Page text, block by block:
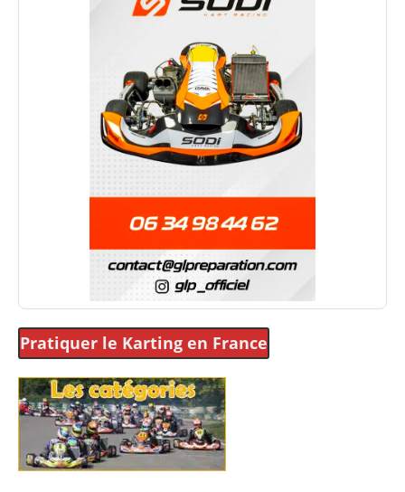
Pratiquer le Karting en France